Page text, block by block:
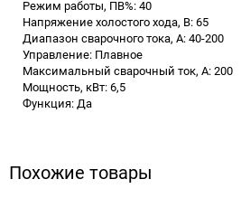
Режим работы, ПВ%: 40
Напряжение холостого хода, В: 65
Диапазон сварочного тока, А: 40-200
Управление: Плавное
Максимальный сварочный ток, А: 200
Мощность, кВт: 6,5
Функция: Да
Похожие товары